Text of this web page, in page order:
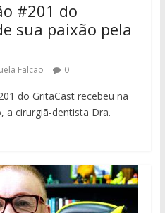
#201 do
sua paixão pela
Falcão 0
do GritaCast recebeu na
a cirurgiã-dentista Dra.